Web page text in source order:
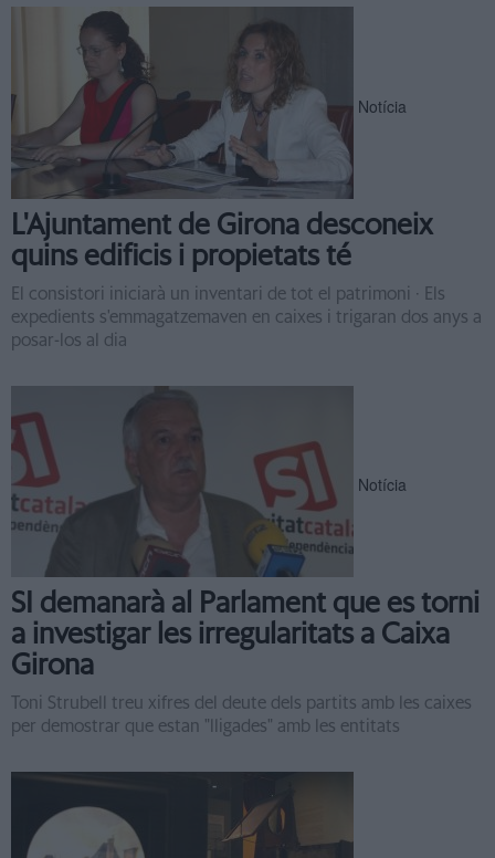
Notícia
L'Ajuntament de Girona desconeix
quins edificis i propietats té
El consistori iniciarà un inventari de tot el patrimoni · Els
expedients s'emmagatzemaven en caixes i trigaran dos anys a
posar-los al dia
Notícia
SI demanarà al Parlament que es torni
a investigar les irregularitats a Caixa
Girona
Toni Strubell treu xifres del deute dels partits amb les caixes
per demostrar que estan "lligades" amb les entitats